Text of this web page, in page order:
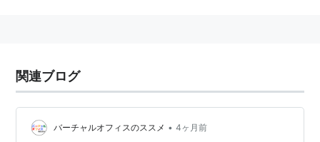
関連ブログ
バーチャルオフィスのススメ • 4ヶ月前